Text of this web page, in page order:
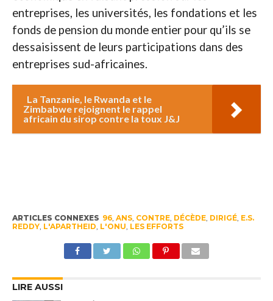
entreprises, les universités, les fondations et les
fonds de pension du monde entier pour qu’ils se
dessaisissent de leurs participations dans des
entreprises sud-africaines.
La Tanzanie, le Rwanda et le
Zimbabwe rejoignent le rappel
africain du sirop contre la toux J&J
ARTICLES CONNEXES 96, ANS, CONTRE, DÉCÈDE, DIRIGÉ, E.S.
REDDY, L'APARTHEID, L'ONU, LES EFFORTS
LIRE AUSSI